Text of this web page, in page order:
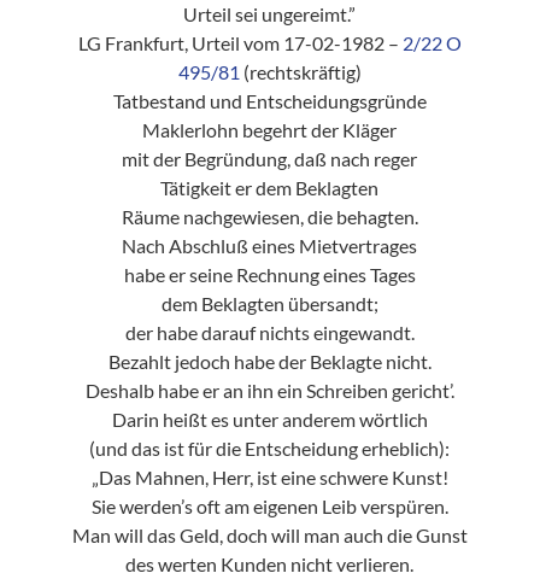
Urteil sei ungereimt.”
LG Frankfurt, Urteil vom 17-02-1982 – 2/22 O
495/81 (rechtskräftig)
Tatbestand und Entscheidungsgründe
Maklerlohn begehrt der Kläger
mit der Begründung, daß nach reger
Tätigkeit er dem Beklagten
Räume nachgewiesen, die behagten.
Nach Abschluß eines Mietvertrages
habe er seine Rechnung eines Tages
dem Beklagten übersandt;
der habe darauf nichts eingewandt.
Bezahlt jedoch habe der Beklagte nicht.
Deshalb habe er an ihn ein Schreiben gericht’.
Darin heißt es unter anderem wörtlich
(und das ist für die Entscheidung erheblich):
„Das Mahnen, Herr, ist eine schwere Kunst!
Sie werden’s oft am eigenen Leib verspüren.
Man will das Geld, doch will man auch die Gunst
des werten Kunden nicht verlieren.